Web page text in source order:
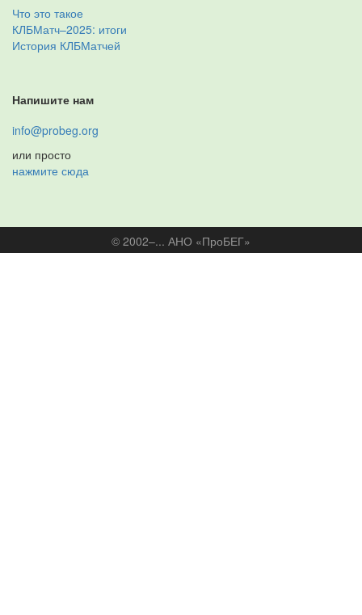
Что это такое
КЛБМатч–2025: итоги
История КЛБМатчей
Напишите нам
info@probeg.org
или просто
нажмите сюда
© 2002–... АНО «ПроБЕГ»